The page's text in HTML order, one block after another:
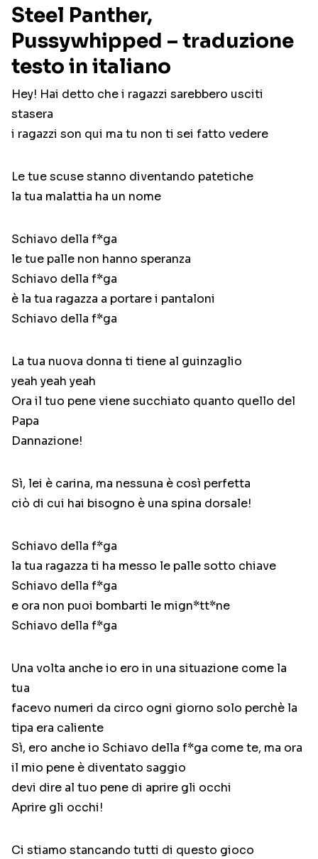
Steel Panther,
Pussywhipped – traduzione
testo in italiano
Hey! Hai detto che i ragazzi sarebbero usciti
stasera
i ragazzi son qui ma tu non ti sei fatto vedere
Le tue scuse stanno diventando patetiche
la tua malattia ha un nome
Schiavo della f*ga
le tue palle non hanno speranza
Schiavo della f*ga
è la tua ragazza a portare i pantaloni
Schiavo della f*ga
La tua nuova donna ti tiene al guinzaglio
yeah yeah yeah
Ora il tuo pene viene succhiato quanto quello del
Papa
Dannazione!
Sì, lei è carina, ma nessuna è così perfetta
ciò di cui hai bisogno è una spina dorsale!
Schiavo della f*ga
la tua ragazza ti ha messo le palle sotto chiave
Schiavo della f*ga
e ora non puoi bombarti le mign*tt*ne
Schiavo della f*ga
Una volta anche io ero in una situazione come la
tua
facevo numeri da circo ogni giorno solo perchè la
tipa era caliente
Sì, ero anche io Schiavo della f*ga come te, ma ora
il mio pene è diventato saggio
devi dire al tuo pene di aprire gli occhi
Aprire gli occhi!
Ci stiamo stancando tutti di questo gioco